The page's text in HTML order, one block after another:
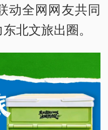
动全网网友共同
北文旅出圈。